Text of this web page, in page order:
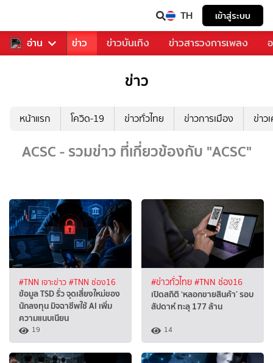
TH เข้าสู่ระบบ
อ่าน
คุณ กีฬา ข่าว ข่าวบันเทิง ข่าวสารวงการเพลง
ข่าว
หน้าแรก โควิด-19 ข่าวทั่วไทย ข่าวการเมือง ข่าว
ACSC - รวมข่าว ที่เกี่ยวข้องกับ "ACSC"
#TNN เจาะข่าว #TNN ช่อง16
ข้อมูล TSD รั่ว จุดเสี่ยงใหม่ของ
นักลงทุน มิจฉาชีพใช้ AI เพิ่ม
ความแนบเนียน
19
#ข่าวทั่วไทย#TNN ช่อง16
เปิดสถิติ ‘หลอกขายสินค้า’ รอบ
สัปดาห์ ทะลุ 177 ล้าน
14